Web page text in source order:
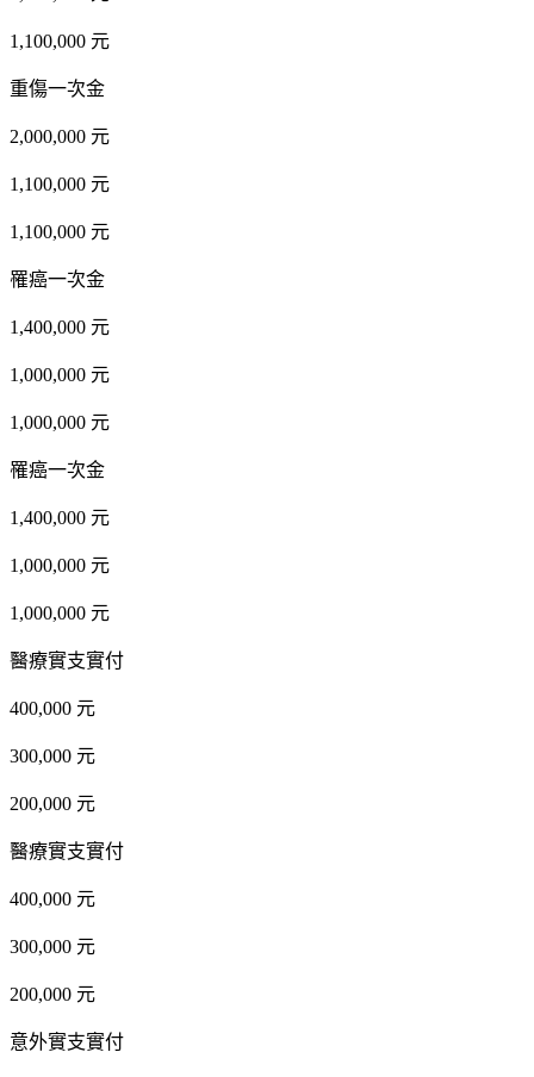
1,100,000 元
重傷一次金
2,000,000 元
1,100,000 元
1,100,000 元
罹癌一次金
1,400,000 元
1,000,000 元
1,000,000 元
罹癌一次金
1,400,000 元
1,000,000 元
1,000,000 元
醫療實支實付
400,000 元
300,000 元
200,000 元
醫療實支實付
400,000 元
300,000 元
200,000 元
意外實支實付